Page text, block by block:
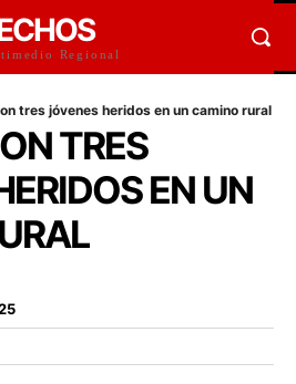
Regional
tres jóvenes heridos en un camino rural
TRES
EN UN